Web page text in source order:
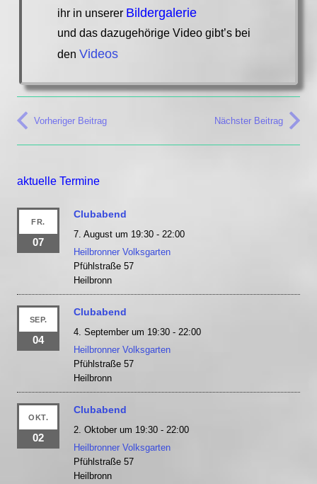
ihr in unserer Bildergalerie
und das dazugehörige Video gibt’s bei
den Videos
Vorheriger Beitrag Nächster Beitrag
aktuelle Termine
FR.
07
Clubabend
7. August um 19:30 - 22:00
Heilbronner Volksgarten
Pfühlstraße 57
Heilbronn
SEP.
04
Clubabend
4. September um 19:30 - 22:00
Heilbronner Volksgarten
Pfühlstraße 57
Heilbronn
OKT.
02
Clubabend
2. Oktober um 19:30 - 22:00
Heilbronner Volksgarten
Pfühlstraße 57
Heilbronn